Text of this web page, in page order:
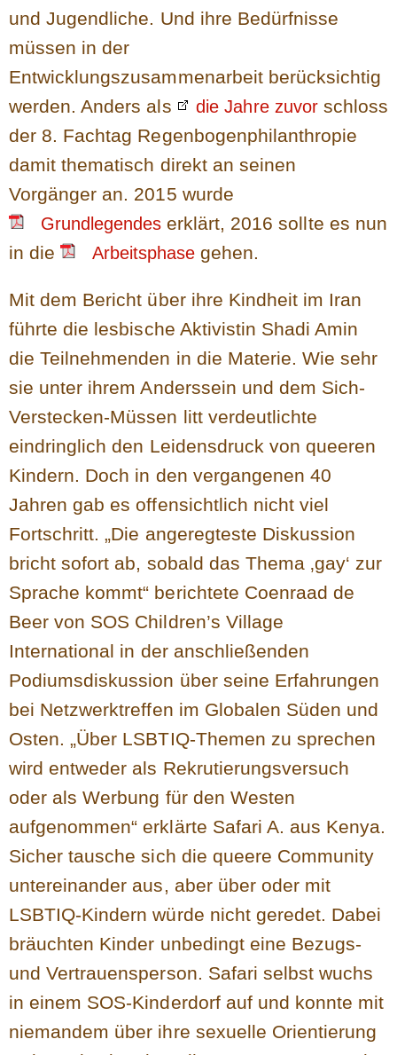
und Jugendliche. Und ihre Bedürfnisse
müssen in der
Entwicklungszusammenarbeit berücksichtig
werden. Anders als
die Jahre zuvorschloss
der 8. Fachtag Regenbogenphilanthropie
damit thematisch direkt an seinen
Vorgänger an. 2015 wurde
Grundlegendeserklärt, 2016 sollte es nun
in die
Arbeitsphase gehen.
Mit dem Bericht über ihre Kindheit im Iran
führte die lesbische Aktivistin Shadi Amin
die Teilnehmenden in die Materie. Wie sehr
sie unter ihrem Anderssein und dem Sich-
Verstecken-Müssen litt verdeutlichte
eindringlich den Leidensdruck von queeren
Kindern. Doch in den vergangenen 40
Jahren gab es offensichtlich nicht viel
Fortschritt. „Die angeregteste Diskussion
bricht sofort ab, sobald das Thema ‚gay‘ zur
Sprache kommt“ berichtete Coenraad de
Beer von SOS Children’s Village
International in der anschließenden
Podiumsdiskussion über seine Erfahrungen
bei Netzwerktreffen im Globalen Süden und
Osten. „Über LSBTIQ-Themen zu sprechen
wird entweder als Rekrutierungsversuch
oder als Werbung für den Westen
aufgenommen“ erklärte Safari A. aus Kenya.
Sicher tausche sich die queere Community
untereinander aus, aber über oder mit
LSBTIQ-Kindern würde nicht geredet. Dabei
bräuchten Kinder unbedingt eine Bezugs-
und Vertrauensperson. Safari selbst wuchs
in einem SOS-Kinderdorf auf und konnte mit
niemandem über ihre sexuelle Orientierung